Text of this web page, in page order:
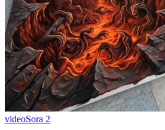
videoSora 2